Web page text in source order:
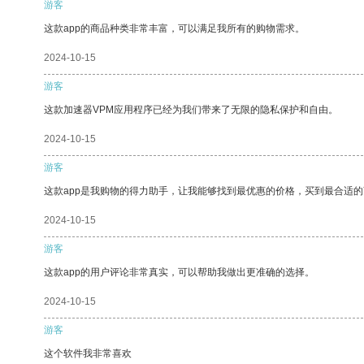
游客
这款app的商品种类非常丰富，可以满足我所有的购物需求。
2024-10-15
游客
这款加速器VPM应用程序已经为我们带来了无限的隐私保护和自由。
2024-10-15
游客
这款app是我购物的得力助手，让我能够找到最优惠的价格，买到最合适
2024-10-15
游客
这款app的用户评论非常真实，可以帮助我做出更准确的选择。
2024-10-15
游客
这个软件我非常喜欢